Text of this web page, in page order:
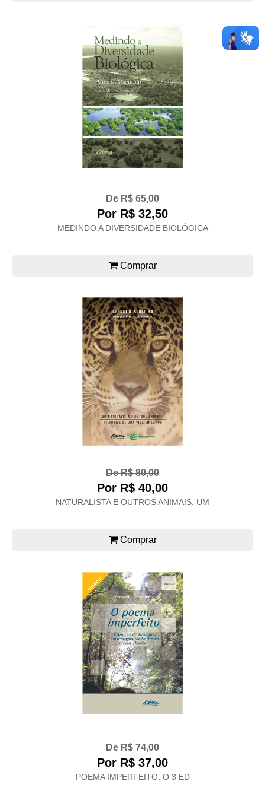
De R$ 65,00
Por R$ 32,50
MEDINDO A DIVERSIDADE BIOLÓGICA
Comprar
De R$ 80,00
Por R$ 40,00
NATURALISTA E OUTROS ANIMAIS, UM
Comprar
De R$ 74,00
Por R$ 37,00
POEMA IMPERFEITO, O 3 ED